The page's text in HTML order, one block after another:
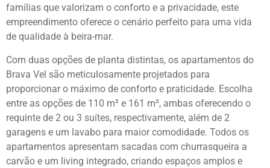
famílias que valorizam o conforto e a privacidade, este
empreendimento oferece o cenário perfeito para uma vida
de qualidade à beira-mar.
Com duas opções de planta distintas, os apartamentos do
Brava Vel são meticulosamente projetados para
proporcionar o máximo de conforto e praticidade. Escolha
entre as opções de 110 m² e 161 m², ambas oferecendo o
requinte de 2 ou 3 suítes, respectivamente, além de 2
garagens e um lavabo para maior comodidade. Todos os
apartamentos apresentam sacadas com churrasqueira a
carvão e um living integrado, criando espaços amplos e